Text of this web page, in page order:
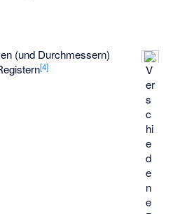
V
er
s
c
hi
e
d
e
n
e
(und Durchmessern)
[4]